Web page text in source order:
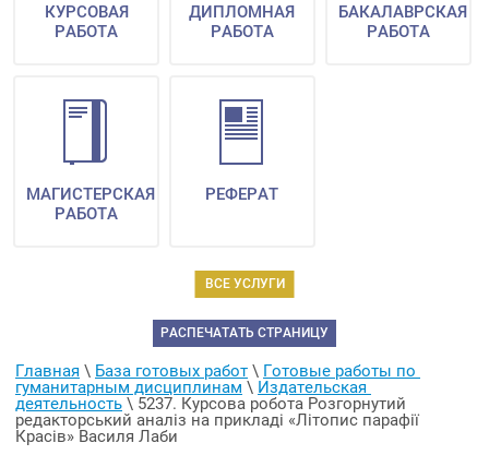
ВСЕ УСЛУГИ
КУРСОВАЯ
РАБОТА
ДИПЛОМНАЯ
РАБОТА
БАКАЛАВРСКАЯ
РАБОТА
МАГИСТЕРСКАЯ
РАБОТА
РЕФЕРАТ
РАСПЕЧАТАТЬ СТРАНИЦУ
Главная \ База готовых работ \ Готовые работы по
гуманитарным дисциплинам \ Издательская
деятельность \ 5237. Курсова робота Розгорнутий
редакторський аналіз на прикладі «Літопис парафії
Красів» Василя Лаби